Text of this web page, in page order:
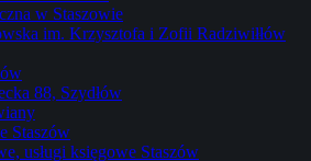
w Staszowie
im. Krzysztofa i Zofii Radziwiłłów
88, Szydłów
Staszów
usługi księgowe Staszów